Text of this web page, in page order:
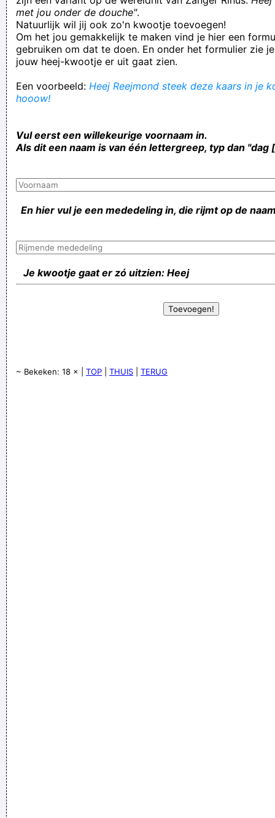
met jou onder de douche".
Natuurlijk wil jij ook zo'n kwootje toevoegen!
Om het jou gemakkelijk te maken vind je hier een
gebruiken om dat te doen. En onder het formulier zie
jouw heej-kwootje er uit gaat zien.
Een voorbeeld: Heej Reejmond steek deze kaars in je
hooow!
Vul eerst een willekeurige voornaam in.
Als dit een naam is van één lettergreep, typ dan "dag
En hier vul je een mededeling in, die rijmt op de
Je kwootje gaat er zó uitzien: Heej
~ Bekeken: 18 × | TOP THUIS TERUG